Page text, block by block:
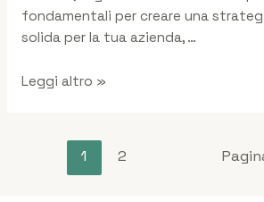
fondamentali per creare una
solida per la tua azienda, …
Leggi altro »
1 2